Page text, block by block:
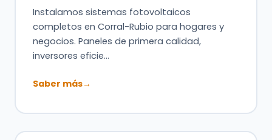
Instalamos sistemas fotovoltaicos
completos en Corral-Rubio para hogares y
negocios. Paneles de primera calidad,
inversores eficie…
Saber más→